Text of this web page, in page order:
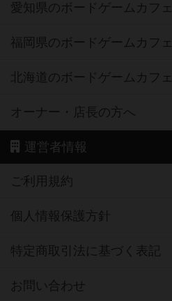
愛知県のボードゲームカフェ
福岡県のボードゲームカフェ
北海道のボードゲームカフェ
オーナー・店長の方へ
運営者情報
ご利用規約
個人情報保護方針
特定商取引法に基づく表記
お問い合わせ